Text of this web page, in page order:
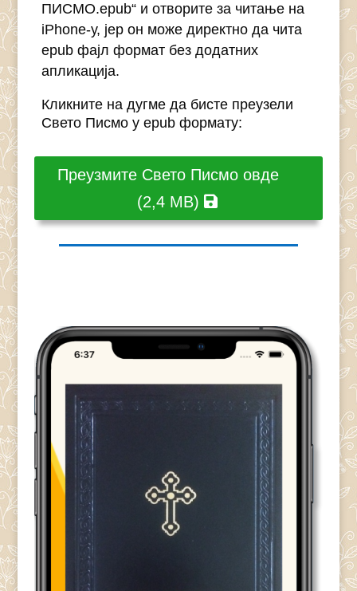
ПИСМО.epub“ и отворите за читање на
iPhone-у, јер он може директно да чита
epub фајл формат без додатних
апликација.
Кликните на дугме да бисте преузели
Свето Писмо у epub формату:
Преузмите Свето Писмо овде
(2,4 MB)